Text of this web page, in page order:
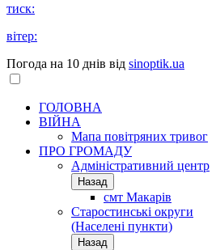
тиск:
вітер:
Погода на 10 днів від sinoptik.ua
ГОЛОВНА
ВІЙНА
Мапа повітряних тривог
ПРО ГРОМАДУ
Aдміністративний центр
Назад
смт Макарів
Старостинські округи
(Населені пункти)
Назад